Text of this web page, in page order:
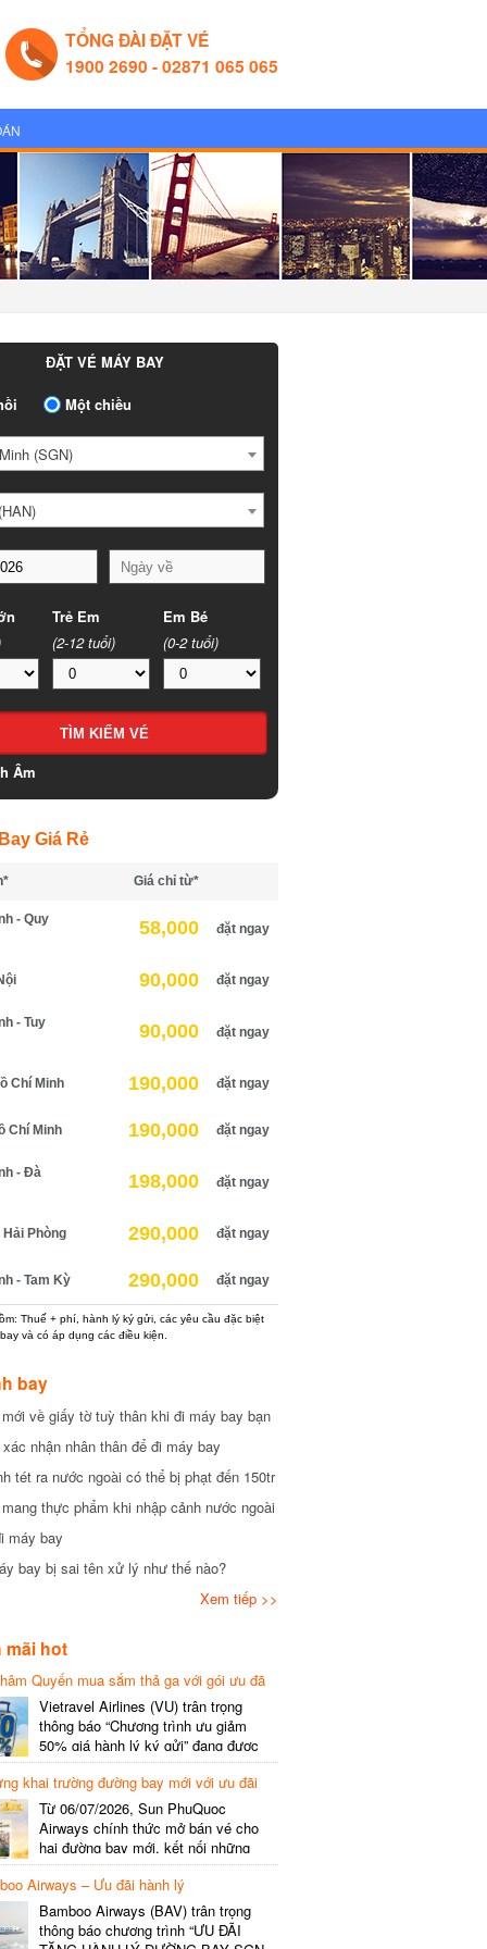
TỔNG ĐÀI ĐẶT VÉ
1900 2690 - 02871 065 065
ĐẶT VÉ MÁY BAY
Một chiều
(SGN)
Trẻ Em
(2-12 tuổi)
Em Bé
(0-2 tuổi)
Âm
Giá Rẻ
Giá chỉ từ*
- Quy
58,000 đặt ngay
90,000 đặt ngay
- Tuy
90,000 đặt ngay
Chí Minh 190,000 đặt ngay
Chí Minh 190,000 đặt ngay
- Đà
198,000 đặt ngay
Phòng 290,000 đặt ngay
- Tam Kỳ 290,000 đặt ngay
Thuế + phí, hành lý ký gửi, các yêu cầu đặc biệt
và có áp dụng các điều kiện.
bay
về giấy tờ tuỳ thân khi đi máy bay bạn
nhận nhân thân để đi máy bay
tét ra nước ngoài có thể bị phạt đến 150tr
thực phẩm khi nhập cảnh nước ngoài
bay
bay bị sai tên xử lý như thế nào?
Xem tiếp >>
hot
Quyến mua sắm thả ga với gói ưu đã
gói cước
Vietravel Airlines (VU) trân trọng
thông báo “Chương trình ưu giảm
50% giá hành lý ký gửi” đang được
triển khai cho đường bay quốc tế mới
kết nối từ TP. Hồ Chí Minh
(SGN) đi Thâm Quyến – Trung Quốc
(SZX), chi tiết như sau: LỊCH BAY
CHI TIẾT Đường bay SHCB Giờ khởi
hành Giờ đến Tần suất…
khai trường đường bay mới với ưu đãi
Từ 06/07/2026, Sun PhuQuoc
Airways chính thức mở bán vé cho
hai đường bay mới, kết nối những
điểm đến giàu trải nghiệm, giúp hành
khách khám phá vẻ đẹp thiên nhiên
và văn hóa của miền Trung Việt Nam.
Thông tin đường bay mới Đường bay
Airways – Ưu đãi hành lý
Bamboo Airways (BAV) trân trọng
thông báo chương trình “ƯU ĐÃI